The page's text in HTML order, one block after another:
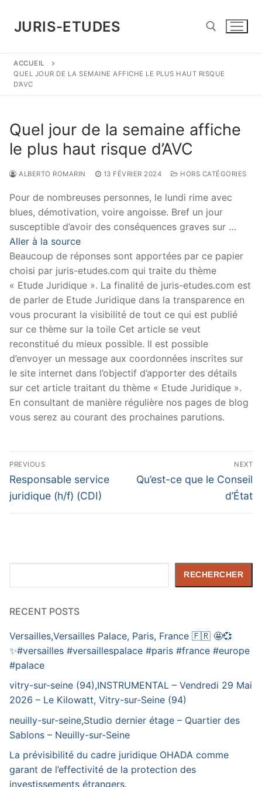
contenu
JURIS-ETUDES
Rechercher :
ACCUEIL
QUEL JOUR DE LA SEMAINE AFFICHE LE PLUS HAUT RISQUE
D’AVC
Quel jour de la semaine affiche
le plus haut risque d’AVC
ALBERTO ROMARIN 13 FÉVRIER 2024 HORS CATÉGORIES
Pour de nombreuses personnes, le lundi rime avec
blues, démotivation, voire angoisse. Bref un jour
susceptible d’avoir des conséquences graves sur …
Aller à la source
Beaucoup de réponses sont apportées par ce papier
choisi par juris-etudes.com qui traite du thème
« Etude Juridique ». La finalité de juris-etudes.com est
de parler de Etude Juridique dans la transparence en
vous procurant la visibilité de tout ce qui est publié
sur ce thème sur la toile Cet article se veut
reconstitué du mieux possible. Il est possible
d’envoyer un message aux coordonnées inscrites sur
le site internet dans l’objectif d’apporter des détails
sur cet article traitant du thème « Etude Juridique ».
En consultant de manière régulière nos pages de blog
vous serez au courant des prochaines parutions.
Navigation
de
l’article
PREVIOUS
Previous
post:
Responsable service
juridique (h/f) (CDI)
NEXT
Next
Qu’est-ce que le Conseil
d’État
RECHERCHER
RECENT POSTS
Versailles,Versailles Palace, Paris, France 🇫🇷 🤩💞
✨️#versailles #versaillespalace #paris #france #europe
#palace
vitry-sur-seine (94),INSTRUMENTAL – Vendredi 29 Mai
2026 – Le Kilowatt, Vitry-sur-Seine (94)
neuilly-sur-seine,Studio dernier étage – Quartier des
Sablons – Neuilly-sur-Seine
La prévisibilité du cadre juridique OHADA comme
garant de l’effectivité de la protection des
investissements étrangers.